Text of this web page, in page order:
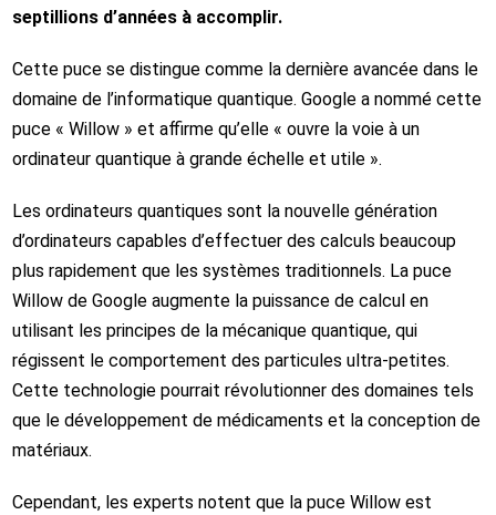
septillions d’années à accomplir.
Cette puce se distingue comme la dernière avancée dans le
domaine de l’informatique quantique. Google a nommé cette
puce « Willow » et affirme qu’elle « ouvre la voie à un
ordinateur quantique à grande échelle et utile ».
Les ordinateurs quantiques sont la nouvelle génération
d’ordinateurs capables d’effectuer des calculs beaucoup
plus rapidement que les systèmes traditionnels. La puce
Willow de Google augmente la puissance de calcul en
utilisant les principes de la mécanique quantique, qui
régissent le comportement des particules ultra-petites.
Cette technologie pourrait révolutionner des domaines tels
que le développement de médicaments et la conception de
matériaux.
Cependant, les experts notent que la puce Willow est